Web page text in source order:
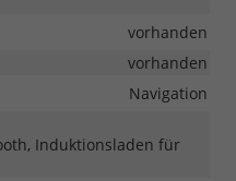
vorhanden
vorhanden
Navigation
Induktionsladen für